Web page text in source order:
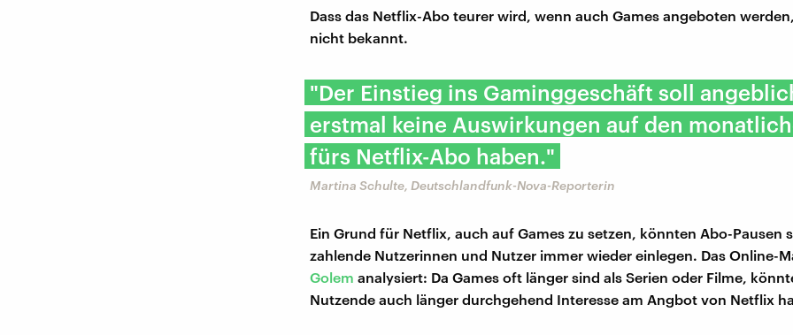
Dass das Netflix-Abo teurer wird, wenn auch Games angeboten
nicht bekannt.
"Der Einstieg ins Gaminggeschäft soll
erstmal keine Auswirkungen auf den
fürs Netflix-Abo haben."
Martina Schulte, Deutschlandfunk-Nova-Reporterin
Ein Grund für Netflix, auch auf Games zu setzen, könnten Abo-Pausen
zahlende Nutzerinnen und Nutzer immer wieder einlegen. Das Online-
Golem analysiert: Da Games oft länger sind als Serien oder Filme,
Nutzende auch länger durchgehend Interesse am Angbot von Netflix